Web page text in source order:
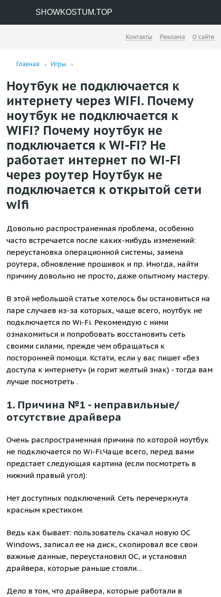
SHOWKOSTUM.TOP
Контакты Реклама О сайте
Главная Игры
Ноутбук не подключается к
интернету через WiFi. Почему
ноутбук не подключается к
WiFi? Почему ноутбук не
подключается к Wi-Fi? Не
работает интернет по Wi-Fi
через роутер Ноутбук не
подключается к открытой сети
wifi
Довольно распространенная проблема, особенно
часто встречается после каких-нибудь изменений:
переустановка операционной системы, замена
роутера, обновление прошивок и пр. Иногда, найти
причину довольно не просто, даже опытному мастеру.
В этой небольшой статье хотелось бы остановиться на
паре случаев из-за которых, чаще всего, ноутбук не
подключается по Wi-Fi. Рекомендую с ними
ознакомиться и попробовать восстановить сеть
своими силами, прежде чем обращаться к
посторонней помощи. Кстати, если у вас пишет «без
доступа к интернету» (и горит желтый знак) - тогда вам
лучше посмотреть .
1. Причина №1 - неправильные/
отсутствие драйвера
Очень распространенная причина по которой ноутбук
не подключается по Wi-Fi.Чаще всего, перед вами
предстает следующая картина (если посмотреть в
нижний правый угол):
Нет доступных подключений. Сеть перечеркнута
красным крестиком.
Ведь как бывает: пользователь скачал новую ОС
Windows, записал ее на диск, скопировал все свои
важные данные, переустановил ОС, и установил
драйвера, которые раньше стояли…
Дело в том, что драйвера, которые работали в